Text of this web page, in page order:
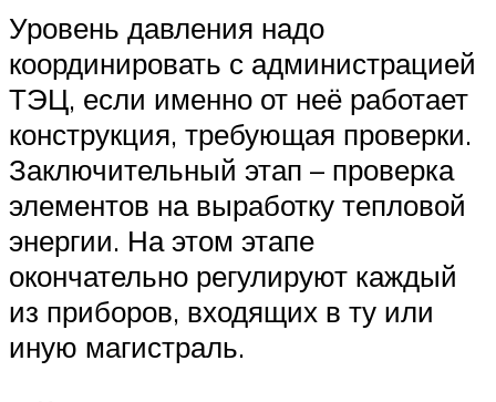
Уровень давления надо
координировать с администрацией
ТЭЦ, если именно от неё работает
конструкция, требующая проверки.
Заключительный этап – проверка
элементов на выработку тепловой
энергии. На этом этапе
окончательно регулируют каждый
из приборов, входящих в ту или
иную магистраль.